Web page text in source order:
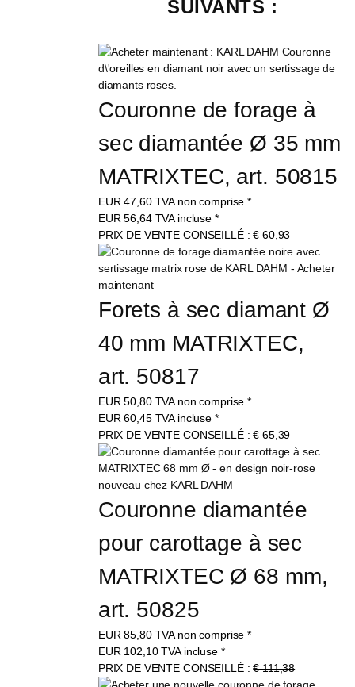
SUIVANTS :
Couronne de forage à
sec diamantée Ø 35 mm
MATRIXTEC, art. 50815
EUR47,60 TVA non comprise *
EUR56,64 TVA incluse *
PRIX DE VENTE CONSEILLÉ :€ 60,93
Forets à sec diamant Ø
40 mm MATRIXTEC,
art. 50817
EUR50,80 TVA non comprise *
EUR60,45 TVA incluse *
PRIX DE VENTE CONSEILLÉ :€ 65,39
Couronne diamantée
pour carottage à sec
MATRIXTEC Ø 68 mm,
art. 50825
EUR85,80 TVA non comprise *
EUR 102,10TVA incluse *
PRIX DE VENTE CONSEILLÉ :€ 111,38